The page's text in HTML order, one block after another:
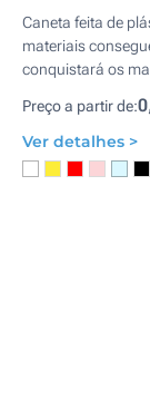
Caneta feita de
materiais
conquistará os
Preço a partir de:
Ver detalhes >